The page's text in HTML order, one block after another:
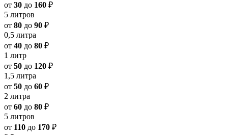
от 30 до 160 ₽
5 литров
от 80 до 90 ₽
0,5 литра
от 40 до 80 ₽
1 литр
от 50 до 120 ₽
1,5 литра
от 50 до 60 ₽
2 литра
от 60 до 80 ₽
5 литров
от 110 до 170 ₽